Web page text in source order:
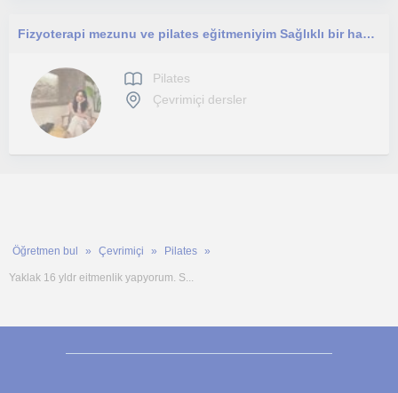
Fizyoterapi mezunu ve pilates eğitmeniyim Sağlıklı bir hayat için bana ulaşabilirsin
Pilates
Çevrimiçi dersler
Öğretmen bul Çevrimiçi Pilates
Yaklak 16 yldr eitmenlik yapyorum. S...